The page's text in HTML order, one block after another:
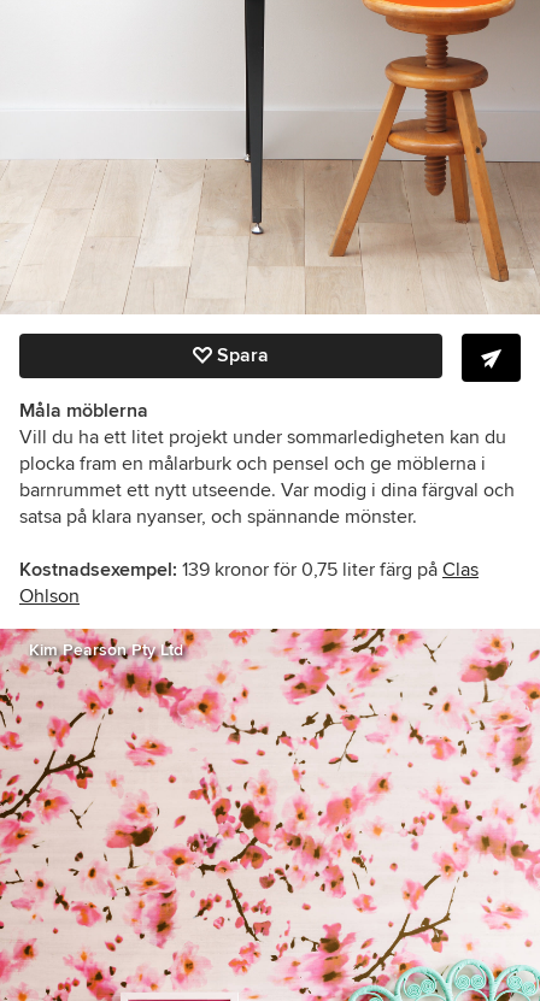
Spara
Måla möblerna
Vill du ha ett litet projekt under sommarledigheten kan du
plocka fram en målarburk och pensel och ge möblerna i
barnrummet ett nytt utseende. Var modig i dina färgval och
satsa på klara nyanser, och spännande mönster.
Kostnadsexempel: 139 kronor för 0,75 liter färg på Clas
Ohlson
Kim Pearson Pty Ltd